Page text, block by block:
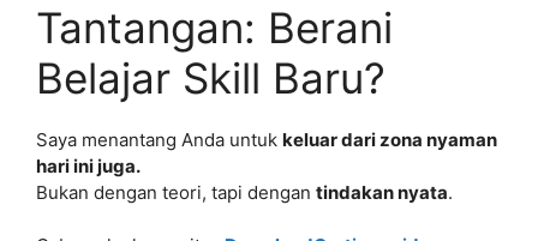
Tantangan: Berani
Belajar Skill Baru?
Saya menantang Anda untuk keluar dari zona nyaman
hari ini juga.
Bukan dengan teori, tapi dengan tindakan nyata.